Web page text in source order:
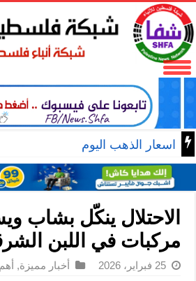
اسعار الذهب اليوم
الاحتلال ينكّل بشاب
مركبات في اللبن
25 فبراير، 2026 أخبار مميزة,